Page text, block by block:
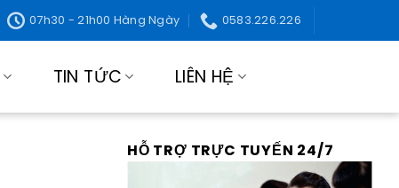
07h30 - 21h00 Hàng Ngày 0583.226.226
TIN TỨC LIÊN HỆ
HỖ TRỢ TRỰC TUYẾN 24/7